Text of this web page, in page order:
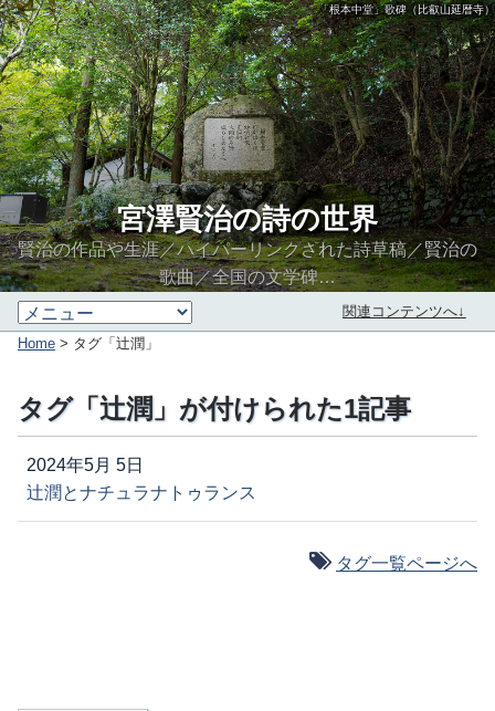
「根本中堂」歌碑（比叡山延暦寺）
宮澤賢治の詩の世界
賢治の作品や生涯／ハイパーリンクされた詩草稿／賢治の
歌曲／全国の文学碑…
関連コンテンツへ↓
Home > タグ「辻潤」
タグ「辻潤」が付けられた1記事
2024年5月 5日
辻潤とナチュラナトゥランス
タグ一覧ページへ